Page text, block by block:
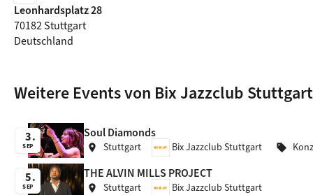
Leonhardsplatz 28
70182 Stuttgart
Deutschland
Weitere Events von Bix Jazzclub Stuttgart
3
SEP
Soul Diamonds
location_on Stuttgart Bix Jazzclub Stuttgart sell
5
SEP
THE ALVIN MILLS PROJECT
location_on Stuttgart Bix Jazzclub Stuttgart